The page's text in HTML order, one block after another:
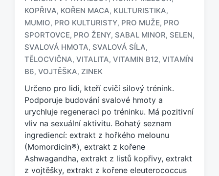
z
n
a
č
n
o
t
a
g
e
m
:
KOPŘIVA, KOŘEN MACA, KULTURISTIKA,
MUMIO, PRO KULTURISTY, PRO MUŽE, PRO
SPORTOVCE, PRO ŽENY, SABAL MINOR, SELEN,
SVALOVÁ HMOTA, SVALOVÁ SÍLA,
TĚLOCVIČNA, VITALITA, VITAMIN B12, VITAMÍN
B6, VOJTĚŠKA, ZINEK
Určeno pro lidi, kteří cvičí silový trénink.
Podporuje budování svalové hmoty a
urychluje regeneraci po tréninku. Má pozitivní
vliv na sexuální aktivitu. Bohatý seznam
ingrediencí: extrakt z hořkého melounu
(Momordicin®), extrakt z kořene
Ashwagandha, extrakt z listů kopřivy, extrakt
z vojtěšky, extrakt z kořene eleuterococcus